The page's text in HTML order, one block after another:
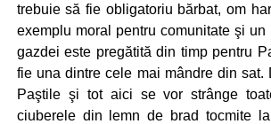
trebuie să fie obligatoriu bărbat, om
exemplu moral pentru comunitate şi un
gazdei este pregătită din timp pentru
fie una dintre cele mai mândre din sat.
Paştile şi tot aici se vor strânge
ciuberele din lemn de brad tocmite